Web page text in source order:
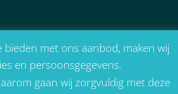
bieden met ons aanbod, maken wij
en persoonsgegevens.
gaan wij zorgvuldig met deze